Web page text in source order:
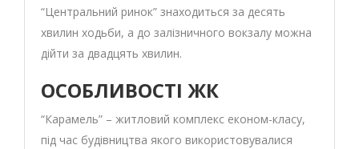
“Центральний ринок” знаходиться за десять
хвилин ходьби, а до залізничного вокзалу можна
дійти за двадцять хвилин.
ОСОБЛИВОСТІ ЖК
“Карамель” – житловий комплекс економ-класу,
під час будівництва якого використовувалися